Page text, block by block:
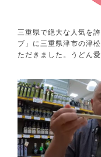
三重県で絶大な人気を
ブ」に三重県津市の津
ただきました。うどん